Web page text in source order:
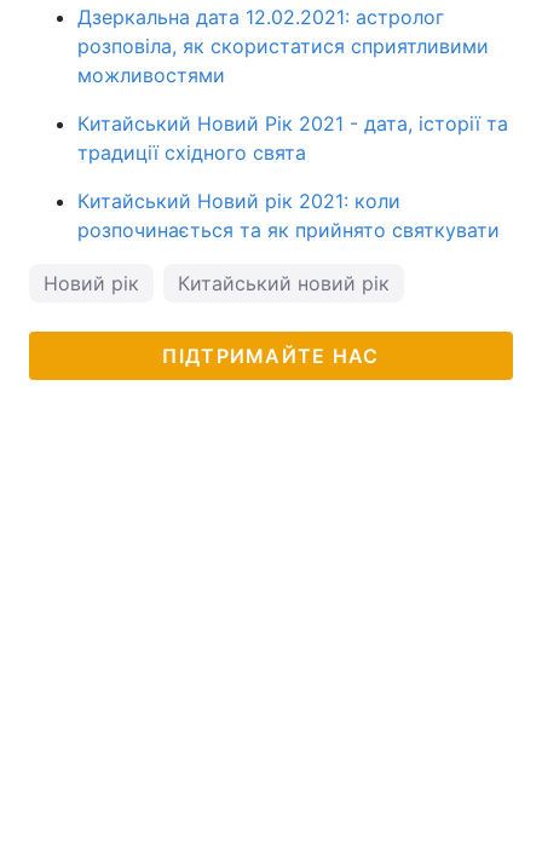
Дзеркальна дата 12.02.2021: астролог
розповіла, як скористатися сприятливими
можливостями
Китайський Новий Рік 2021 - дата, історії та
традиції східного свята
Китайський Новий рік 2021: коли
розпочинається та як прийнято святкувати
Новий рік Китайський новий рік
ПІДТРИМАЙТЕ НАС